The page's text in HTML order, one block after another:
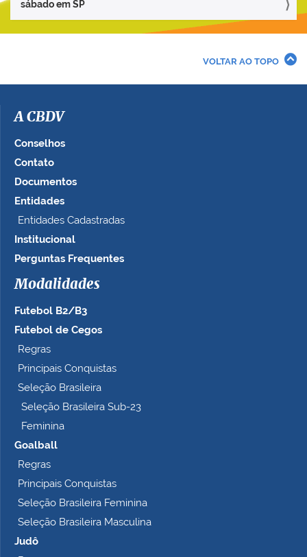
sábado em SP
VOLTAR AO TOPO
A CBDV
Conselhos
Contato
Documentos
Entidades
Entidades Cadastradas
Institucional
Perguntas Frequentes
Modalidades
Futebol B2/B3
Futebol de Cegos
Regras
Principais Conquistas
Seleção Brasileira
Seleção Brasileira Sub-23
Feminina
Goalball
Regras
Principais Conquistas
Seleção Brasileira Feminina
Seleção Brasileira Masculina
Judô